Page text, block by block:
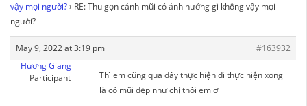
vậy mọi người?› RE: Thu gọn cánh mũi có ảnh hưởng gì không vậy mọi
người?
May 9, 2022 at 3:19 pm
#163932
Hương Giang
Participant
Thì em cũng qua đây thực hiện đi thực hiện xong
là có mũi đẹp như chị thôi em ơi